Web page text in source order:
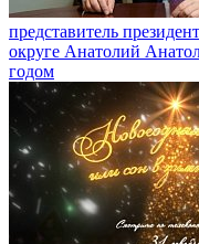
представитель
округе Анатолий
годом